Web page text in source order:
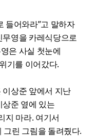
들어와라”고 말하자
영을 카레식당으로
은 사실 첫눈에
기를 이어갔다.
상준 앞에서 지난
준 옆에 있는
지 마라. 여기서
그린 그림을 돌려줬다.